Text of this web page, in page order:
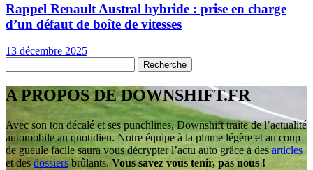
Rappel Renault Austral hybride : prise en charge
d’un défaut de boîte de vitesses
13 décembre 2025
A PROPOS DE DOWNSHIFT.FR
Avec son ton décalé et ses punchlines, Downshift traite de l’actualité
automobile au quotidien. Notre équipe à la plume légère et au coup
de gueule facile saura vous décrypter l’actu auto grâce à des articles
et des dossiers brûlants. Vous savez vous tenir, pas nous !